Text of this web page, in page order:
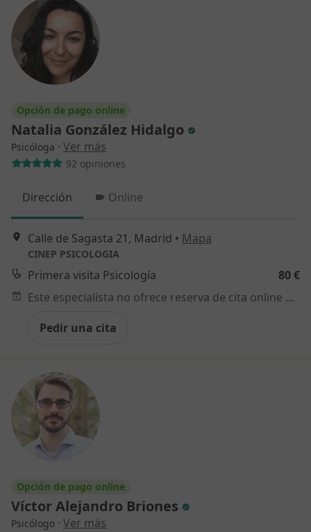
Opción de pago online
Natalia González Hidalgo
Psicóloga · Ver más
92 opiniones
Dirección Online
Calle de Sagasta 21, Madrid • Mapa
CINEP PSICOLOGIA
Primera visita Psicología
80 €
Este especialista no ofrece reserva de cita online en esta dirección.
Pedir una cita
Opción de pago online
Víctor Alejandro Briones
Psicólogo · Ver más